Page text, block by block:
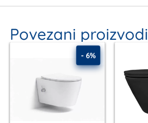
Povezani proizvodi
- 6%